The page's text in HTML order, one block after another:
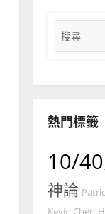
Search
for:
熱門標籤
10/
神論
Kevin Chen